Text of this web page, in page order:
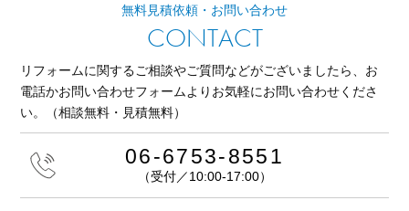
無料見積依頼・お問い合わせ
CONTACT
リフォームに関するご相談やご質問などがございましたら、 お
電話かお問い合わせフォームよりお気軽にお問い合わせくださ
い。
（相談無料・見積無料）
06-6753-8551
（受付／10:00-17:00）